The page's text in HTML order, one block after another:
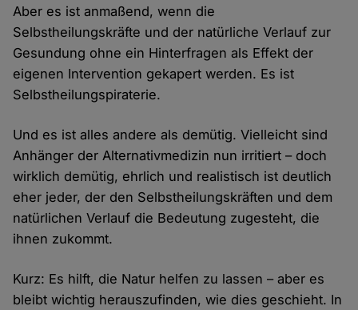
Aber es ist anmaßend, wenn die
Selbstheilungskräfte und der natürliche Verlauf zur
Gesundung ohne ein Hinterfragen als Effekt der
eigenen Intervention gekapert werden. Es ist
Selbstheilungspiraterie.
Und es ist alles andere als demütig. Vielleicht sind
Anhänger der Alternativmedizin nun irritiert – doch
wirklich demütig, ehrlich und realistisch ist deutlich
eher jeder, der den Selbstheilungskräften und dem
natürlichen Verlauf die Bedeutung zugesteht, die
ihnen zukommt.
Kurz: Es hilft, die Natur helfen zu lassen – aber es
bleibt wichtig herauszufinden, wie dies geschieht. In